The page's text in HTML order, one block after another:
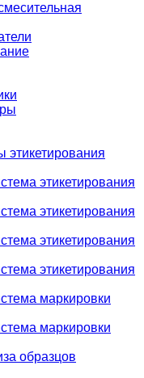
этикетирования
этикетирования
этикетирования
этикетирования
этикетирования
маркировки
маркировки
образцов